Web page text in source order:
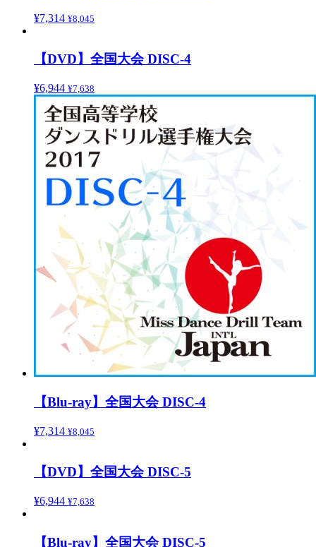
¥7,314 ¥8,045
【DVD】全国大会 DISC-4
¥6,944 ¥7,638
【Blu-ray】全国大会 DISC-4
¥7,314 ¥8,045
【DVD】全国大会 DISC-5
¥6,944 ¥7,638
【Blu-ray】全国大会 DISC-5